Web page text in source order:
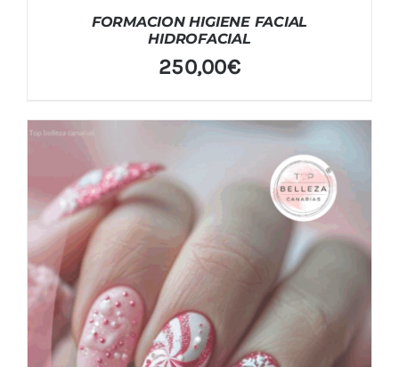
FORMACION HIGIENE FACIAL
HIDROFACIAL
250,00€